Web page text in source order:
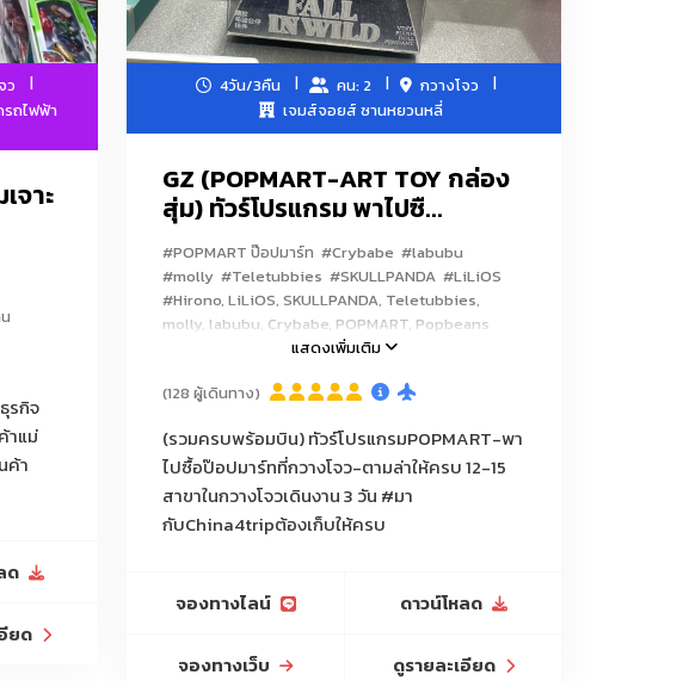
ว
ถไฟฟ้า
จาะ
รกิจ
าแม่
ค้า
ด
ยด
4วัน/3คืน คน: 2
กวางโจว
เจมส์จอยส์ ซานหยวนหลี่
GZ (POPMART-ART TOY กล่อง
สุ่ม) ทัวร์โปรแกรม พาไปซื...
#POPMART ป๊อปมาร์ท #Crybabe #labubu
#molly #Teletubbies #SKULLPANDA #LiLiOS
#Hirono, LiLiOS, SKULLPANDA, Teletubbies,
molly, labubu, Crybabe, POPMART, Popbeans
#โกดังลับARTTOY (ขายถูกกว่าช้อป)
แสดงเพิ่มเติม
(128 ผู้เดินทาง)
(รวมครบพร้อมบิน) ทัวร์โปรแกรมPOPMART-พา
ไปซื้อป๊อปมาร์ทที่กวางโจว-ตามล่าให้ครบ 12-15
สาขาในกวางโจวเดินงาน 3 วัน #มา
กับChina4tripต้องเก็บให้ครบ
จองทางไลน์ ดาวน์โหลด
จองทางเว็บ ดูรายละเอียด